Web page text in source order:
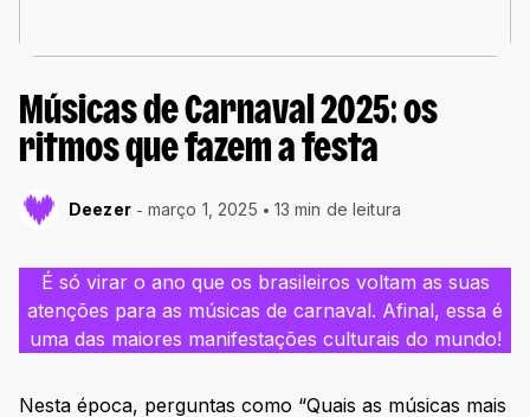
Músicas de Carnaval 2025: os
ritmos que fazem a festa
Deezer março 1, 2025 13 min de leitura
É só virar o ano que os brasileiros voltam as suas
atenções para as músicas de carnaval. Afinal, essa é
uma das maiores manifestações culturais do mundo!
Nesta época, perguntas como “Quais as músicas mais